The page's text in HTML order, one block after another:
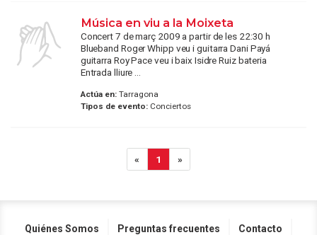
Música en viu a la Moixeta
Concert 7 de març 2009 a partir de les 22:30 h
Blueband Roger Whipp veu i guitarra Dani Payá
guitarra Roy Pace veu i baix Isidre Ruiz bateria
Entrada lliure ...
Actúa en:Tarragona
Tipos de evento:Conciertos
« 1 »
Quiénes Somos Preguntas frecuentes Contacto